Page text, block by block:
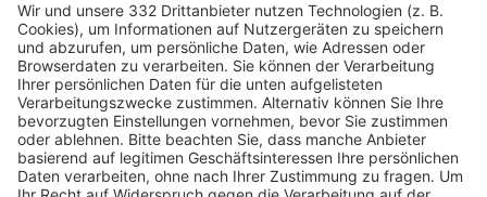
HÄUFIG BESUCHTE SEITEN
Pässe und Vereinswechsel
Trainerausbildung
Schulungsangebot Vereinsmitarbeiter
BFV-Geschäftsstellen
Trainerbörse